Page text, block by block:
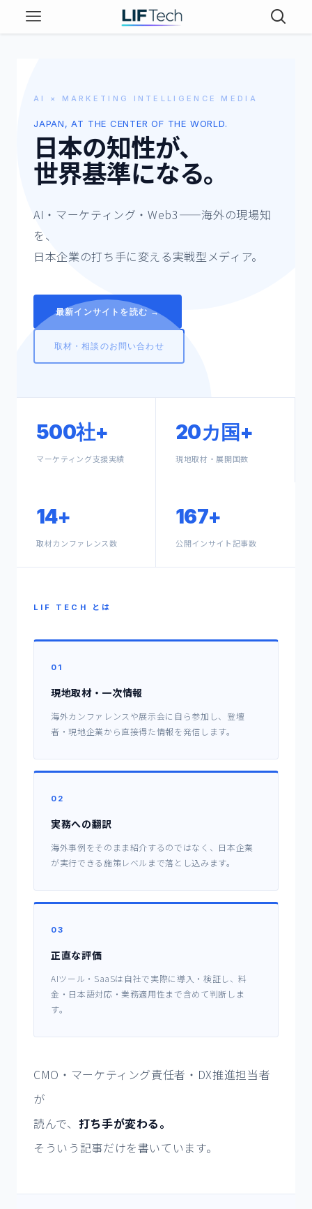
AI × MARKETING INTELLIGENCE MEDIA
JAPAN, AT THE CENTER OF THE WORLD.
日本の知性が、
世界基準になる。
AI・マーケティング・Web3——海外の現場知
を、
日本企業の打ち手に変える実戦型メディア。
最新インサイトを読む →
取材・相談のお問い合わせ
500社+
マーケティング支援実績
20カ国+
現地取材・展開国数
14+
取材カンファレンス数
167+
公開インサイト記事数
LIF TECH とは
01
現地取材・一次情報
海外カンファレンスや展示会に自ら参加し、登壇
者・現地企業から直接得た情報を発信します。
02
実務への翻訳
海外事例をそのまま紹介するのではなく、日本企業
が実行できる施策レベルまで落とし込みます。
03
正直な評価
AIツール・SaaSは自社で実際に導入・検証し、料
金・日本語対応・業務適用性まで含めて判断しま
す。
CMO・マーケティング責任者・DX推進担当者
が
読んで、 打ち手が変わる。
そういう記事だけを書いています。